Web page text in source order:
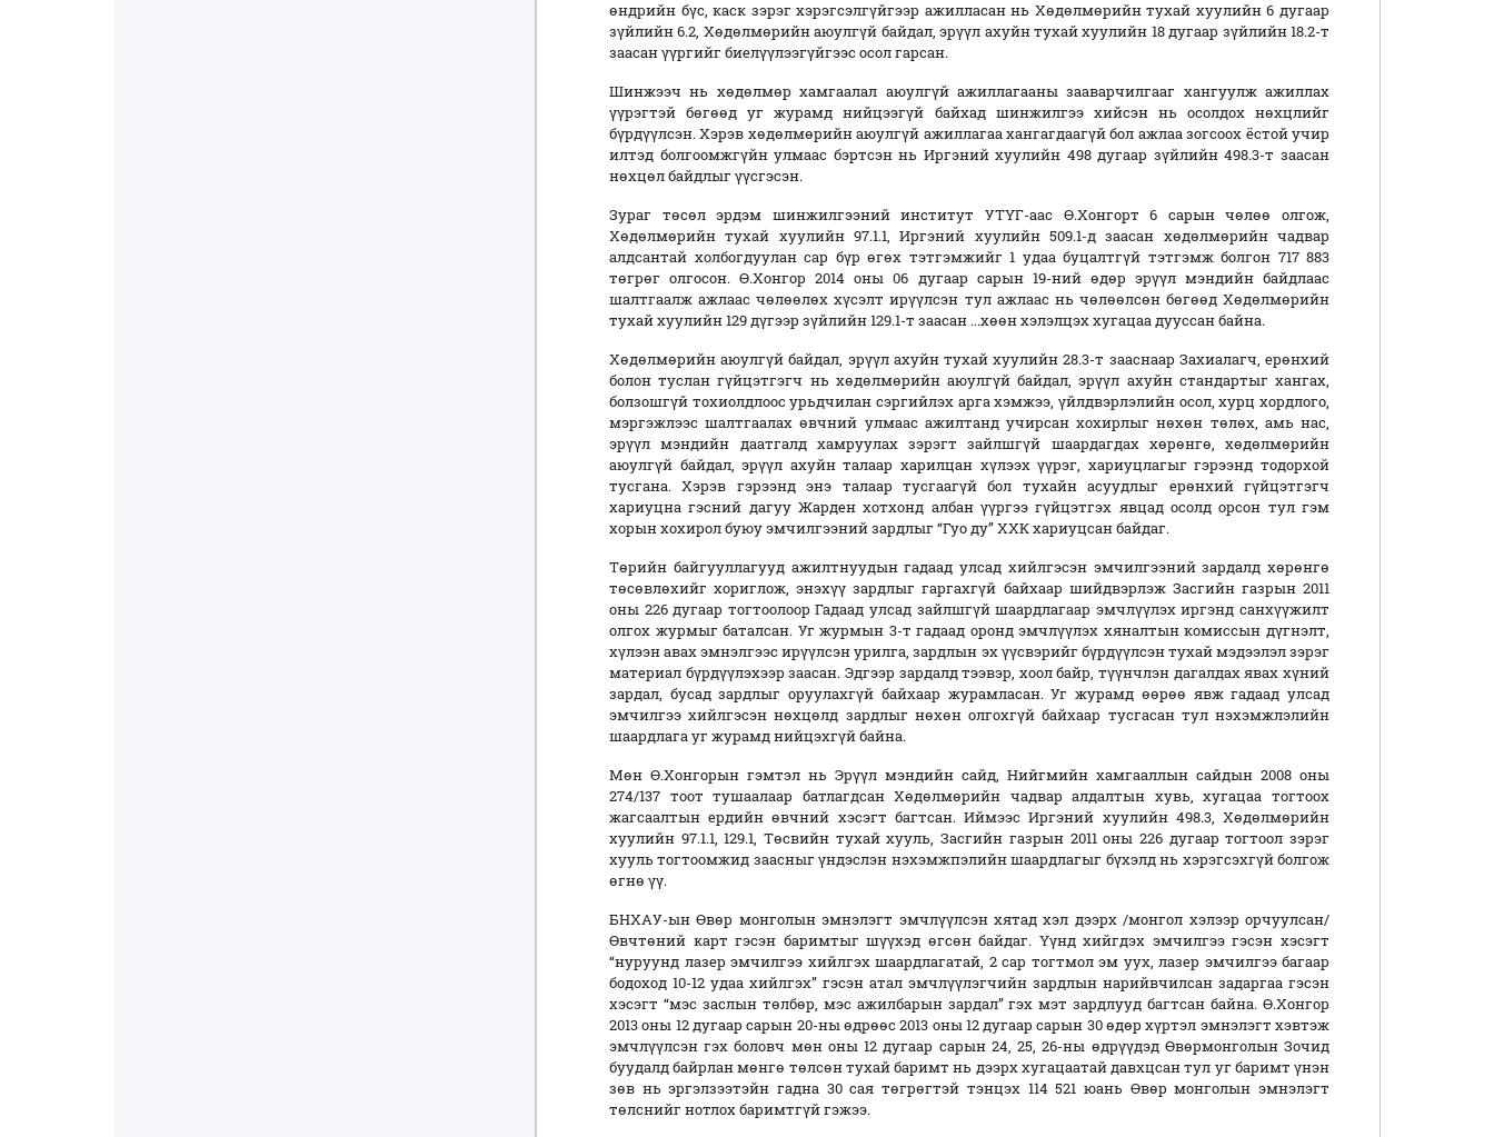
өндрийн бүс, каск зэрэг хэрэгсэлгүйгээр ажилласан нь Хөдөлмөрийн тухай хуулийн 6 дугаар
зүйлийн 6.2, Хөдөлмөрийн аюулгүй байдал, эрүүл ахуйн тухай хуулийн 18 дугаар зүйлийн 18.2-т
заасан үүргийг биелүүлээгүйгээс осол гарсан.
Шинжээч нь хөдөлмөр хамгаалал аюулгүй ажиллагааны зааварчилгааг хангуулж ажиллах
үүрэгтэй бөгөөд уг журамд нийцээгүй байхад шинжилгээ хийсэн нь осолдох нөхцлийг
бүрдүүлсэн. Хэрэв хөдөлмөрийн аюулгүй ажиллагаа хангагдаагүй бол ажлаа зогсоох ёстой учир
илтэд болгоомжгүйн улмаас бэртсэн нь Иргэний хуулийн 498 дугаар зүйлийн 498.3-т заасан
нөхцөл байдлыг үүсгэсэн.
Зураг төсөл эрдэм шинжилгээний институт УТҮГ-аас Ө.Хонгорт 6 сарын чөлөө олгож,
Хөдөлмөрийн тухай хуулийн 97.1.1, Иргэний хуулийн 509.1-д заасан хөдөлмөрийн чадвар
алдсантай холбогдуулан сар бүр өгөх тэтгэмжийг 1 удаа буцалтгүй тэтгэмж болгон 717 883
төгрөг олгосон. Ө.Хонгор 2014 оны 06 дугаар сарын 19-ний өдөр эрүүл мэндийн байдлаас
шалтгаалж ажлаас чөлөөлөх хүсэлт ирүүлсэн тул ажлаас нь чөлөөлсөн бөгөөд Хөдөлмөрийн
тухай хуулийн 129 дүгээр зүйлийн 129.1-т заасан ...хөөн хэлэлцэх хугацаа дууссан байна.
Хөдөлмөрийн аюулгүй байдал, эрүүл ахуйн тухай хуулийн 28.3-т зааснаар Захиалагч, ерөнхий
болон туслан гүйцэтгэгч нь хөдөлмөрийн аюулгүй байдал, эрүүл ахуйн стандартыг хангах,
болзошгүй тохиолдлоос урьдчилан сэргийлэх арга хэмжээ, үйлдвэрлэлийн осол, хурц хордлого,
мэргэжлээс шалтгаалах өвчний улмаас ажилтанд учирсан хохирлыг нөхөн төлөх, амь нас,
эрүүл мэндийн даатгалд хамруулах зэрэгт зайлшгүй шаардагдах хөрөнгө, хөдөлмөрийн
аюулгүй байдал, эрүүл ахуйн талаар харилцан хүлээх үүрэг, хариуцлагыг гэрээнд тодорхой
тусгана. Хэрэв гэрээнд энэ талаар тусгаагүй бол тухайн асуудлыг ерөнхий гүйцэтгэгч
хариуцна гэсний дагуу Жарден хотхонд албан үүргээ гүйцэтгэх явцад осолд орсон тул гэм
хорын хохирол буюу эмчилгээний зардлыг “Гуо ду” ХХК хариуцсан байдаг.
Төрийн байгууллагууд ажилтнуудын гадаад улсад хийлгэсэн эмчилгээний зардалд хөрөнгө
төсөвлөхийг хориглож, энэхүү зардлыг гаргахгүй байхаар шийдвэрлэж Засгийн газрын 2011
оны 226 дугаар тогтоолоор Гадаад улсад зайлшгүй шаардлагаар эмчлүүлэх иргэнд санхүүжилт
олгох журмыг баталсан. Уг журмын 3-т гадаад оронд эмчлүүлэх хяналтын комиссын дүгнэлт,
хүлээн авах эмнэлгээс ирүүлсэн урилга, зардлын эх үүсвэрийг бүрдүүлсэн тухай мэдээлэл зэрэг
материал бүрдүүлэхээр заасан. Эдгээр зардалд тээвэр, хоол байр, түүнчлэн дагалдах явах хүний
зардал, бусад зардлыг оруулахгүй байхаар журамласан. Уг журамд өөрөө явж гадаад улсад
эмчилгээ хийлгэсэн нөхцөлд зардлыг нөхөн олгохгүй байхаар тусгасан тул нэхэмжлэлийн
шаардлага уг журамд нийцэхгүй байна.
Мөн Ө.Хонгорын гэмтэл нь Эрүүл мэндийн сайд, Нийгмийн хамгааллын сайдын 2008 оны
274/137 тоот тушаалаар батлагдсан Хөдөлмөрийн чадвар алдалтын хувь, хугацаа тогтоох
жагсаалтын ердийн өвчний хэсэгт багтсан. Иймээс Иргэний хуулийн 498.3, Хөдөлмөрийн
хуулийн 97.1.1, 129.1, Төсвийн тухай хууль, Засгийн газрын 2011 оны 226 дугаар тогтоол зэрэг
хууль тогтоомжид заасныг үндэслэн нэхэмжпэлийн шаардлагыг бүхэлд нь хэрэгсэхгүй болгож
өгнө үү.
БНХАУ-ын Өвөр монголын эмнэлэгт эмчлүүлсэн хятад хэл дээрх /монгол хэлээр орчуулсан/
Өвчтөний карт гэсэн баримтыг шүүхэд өгсөн байдаг. Үүнд хийгдэх эмчилгээ гэсэн хэсэгт
“нуруунд лазер эмчилгээ хийлгэх шаардлагатай, 2 сар тогтмол эм уух, лазер эмчилгээ багаар
бодоход 10-12 удаа хийлгэх” гэсэн атал эмчлүүлэгчийн зардлын нарийвчилсан задаргаа гэсэн
хэсэгт “мэс заслын төлбөр, мэс ажилбарын зардал” гэх мэт зардлууд багтсан байна. Ө.Хонгор
2013 оны 12 дугаар сарын 20-ны өдрөөс 2013 оны 12 дугаар сарын 30 өдөр хүртэл эмнэлэгт хэвтэж
эмчлүүлсэн гэх боловч мөн оны 12 дугаар сарын 24, 25, 26-ны өдрүүдэд Өвөрмонголын Зочид
буудалд байрлан мөнгө төлсөн тухай баримт нь дээрх хугацаатай давхцсан тул уг баримт үнэн
зөв нь эргэлзээтэйн гадна 30 сая төгрөгтэй тэнцэх 114 521 юань Өвөр монголын эмнэлэгт
төлснийг нотлох баримтгүй гэжээ.